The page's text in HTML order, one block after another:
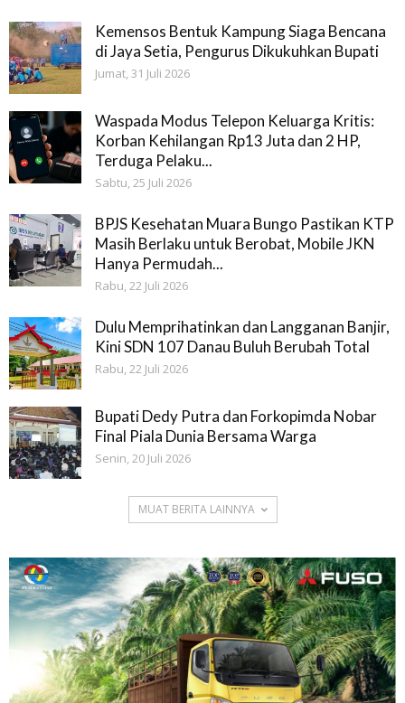
Kemensos Bentuk Kampung Siaga Bencana
di Jaya Setia, Pengurus Dikukuhkan Bupati
Jumat, 31 Juli 2026
Waspada Modus Telepon Keluarga Kritis:
Korban Kehilangan Rp13 Juta dan 2 HP,
Terduga Pelaku...
Sabtu, 25 Juli 2026
BPJS Kesehatan Muara Bungo Pastikan KTP
Masih Berlaku untuk Berobat, Mobile JKN
Hanya Permudah...
Rabu, 22 Juli 2026
Dulu Memprihatinkan dan Langganan Banjir,
Kini SDN 107 Danau Buluh Berubah Total
Rabu, 22 Juli 2026
Bupati Dedy Putra dan Forkopimda Nobar
Final Piala Dunia Bersama Warga
Senin, 20 Juli 2026
MUAT BERITA LAINNYA